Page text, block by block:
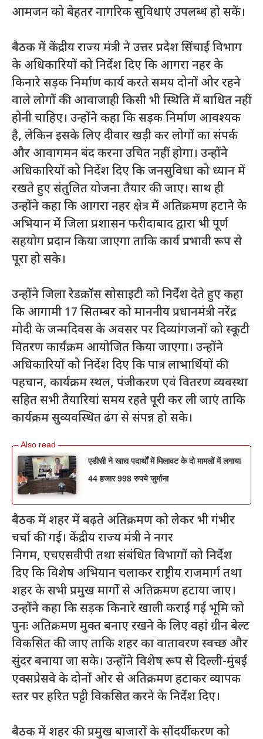
आमजन को बेहतर नागरिक सुविधाएं उपलब्ध हो सकें।
बैठक में केंद्रीय राज्य मंत्री ने उत्तर प्रदेश सिंचाई विभाग
के अधिकारियों को निर्देश दिए कि आगरा नहर के
किनारे सड़क निर्माण कार्य करते समय दोनों ओर रहने
वाले लोगों की आवाजाही किसी भी स्थिति में बाधित नहीं
होनी चाहिए। उन्होंने कहा कि सड़क निर्माण आवश्यक
है, लेकिन इसके लिए दीवार खड़ी कर लोगों का संपर्क
और आवागमन बंद करना उचित नहीं होगा। उन्होंने
अधिकारियों को निर्देश दिए कि जनसुविधा को ध्यान में
रखते हुए संतुलित योजना तैयार की जाए। साथ ही
उन्होंने कहा कि आगरा नहर क्षेत्र में अतिक्रमण हटाने के
अभियान में जिला प्रशासन फरीदाबाद द्वारा भी पूर्ण
सहयोग प्रदान किया जाएगा ताकि कार्य प्रभावी रूप से
पूरा हो सके।
उन्होंने जिला रेडक्रॉस सोसाइटी को निर्देश देते हुए कहा
कि आगामी 17 सितम्बर को माननीय प्रधानमंत्री नरेंद्र
मोदी के जन्मदिवस के अवसर पर दिव्यांगजनों को स्कूटी
वितरण कार्यक्रम आयोजित किया जाएगा। उन्होंने
अधिकारियों को निर्देश दिए कि पात्र लाभार्थियों की
पहचान, कार्यक्रम स्थल, पंजीकरण एवं वितरण व्यवस्था
सहित सभी तैयारियां समय रहते पूरी कर ली जाएं ताकि
कार्यक्रम सुव्यवस्थित ढंग से संपन्न हो सके।
एडीसी ने खाद्य पदार्थों में मिलावट के दो मामलों में लगाया
44 हजार 998 रुपये जुर्माना
बैठक में शहर में बढ़ते अतिक्रमण को लेकर भी गंभीर
चर्चा की गई। केंद्रीय राज्य मंत्री ने नगर
निगम, एचएसवीपी तथा संबंधित विभागों को निर्देश
दिए कि विशेष अभियान चलाकर राष्ट्रीय राजमार्ग तथा
शहर के सभी प्रमुख मार्गों से अतिक्रमण हटाया जाए।
उन्होंने कहा कि सड़क किनारे खाली कराई गई भूमि को
पुनः अतिक्रमण मुक्त बनाए रखने के लिए वहां ग्रीन बेल्ट
विकसित की जाए ताकि शहर का वातावरण स्वच्छ और
सुंदर बनाया जा सके। उन्होंने विशेष रूप से दिल्ली-मुंबई
एक्सप्रेसवे के दोनों ओर से अतिक्रमण हटाकर व्यापक
स्तर पर हरित पट्टी विकसित करने के निर्देश दिए।
बैठक में शहर की प्रमुख बाजारों के सौंदर्यीकरण को